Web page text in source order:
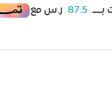
87.5 ر.س مع